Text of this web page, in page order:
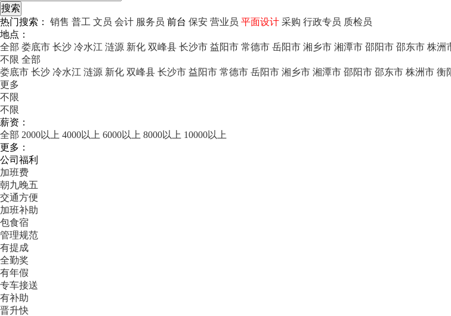
热门搜索： 销售 普工 文员 会计 服务员 前台 保安 营业员 平面设计 采购 行政专员 质检员
地点：
全部 娄底市 长沙 冷水江 涟源 新化 双峰县 长沙市 益阳市 常德市 岳阳市 湘乡市 湘潭市 邵阳市 邵东市 株洲
不限 全部
娄底市 长沙 冷水江 涟源 新化 双峰县 长沙市 益阳市 常德市 岳阳市 湘乡市 湘潭市 邵阳市 邵东市 株洲市 衡
更多
不限
不限
薪资：
全部 2000以上 4000以上 6000以上 8000以上 10000以上
更多：
公司福利
加班费
朝九晚五
交通方便
加班补助
包食宿
管理规范
有提成
全勤奖
有年假
专车接送
有补助
晋升快